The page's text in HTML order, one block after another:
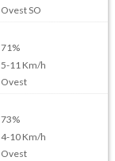
Ovest SO
71%
5-11 Km/h
Ovest
73%
4-10Km/h
Ovest